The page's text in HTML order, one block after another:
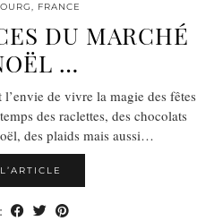
FRANCE
DU MARCHÉ
…
de vivre la magie des fêtes
des raclettes, des chocolats
des plaids mais aussi…